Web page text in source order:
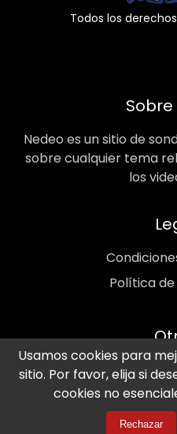
Todos los
Nedeo es un sitio de
sobre cualquier tema
los
Política
Usamos cookies para
sitio. Por favor, elija si
cookies no
Rechazar